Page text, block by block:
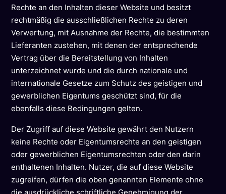
Rechte an den Inhalten dieser Website und besitzt
rechtmäßig die ausschließlichen Rechte zu deren
Verwertung, mit Ausnahme der Rechte, die bestimmten
Lieferanten zustehen, mit denen der entsprechende
Vertrag über die Bereitstellung von Inhalten
unterzeichnet wurde und die durch nationale und
internationale Gesetze zum Schutz des geistigen und
gewerblichen Eigentums geschützt sind, für die
ebenfalls diese Bedingungen gelten.
Der Zugriff auf diese Website gewährt den Nutzern
keine Rechte oder Eigentumsrechte an den geistigen
oder gewerblichen Eigentumsrechten oder den darin
enthaltenen Inhalten. Nutzer, die auf diese Website
zugreifen, dürfen die oben genannten Elemente ohne